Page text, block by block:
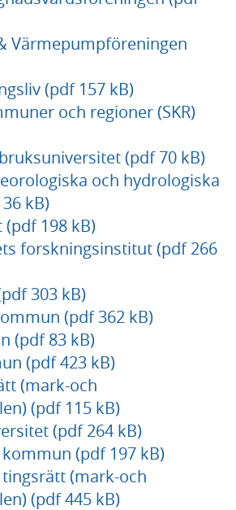
Värmepumpföreningen
(pdf 157 kB)
och regioner (SKR)
(pdf 70 kB)
och hydrologiska
kB)
198 kB)
forskningsinstitut (pdf 266
303 kB)
(pdf 362 kB)
(pdf 83 kB)
(pdf 423 kB)
(mark-och
(pdf 115 kB)
(pdf 264 kB)
(pdf 197 kB)
(mark-och
(pdf 445 kB)